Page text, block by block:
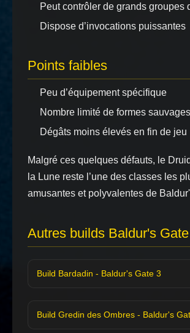
Peut contrôler de grands groupes
Dispose d’invocations puissantes
Points faibles
Peu d’équipement spécifique
Nombre limité de formes
Dégâts moins élevés en fin de jeu
Malgré ces quelques défauts, le
la Lune reste l’une des classes les
amusantes et polyvalentes de
Autres builds Baldur's
Build Bardadin - Baldur's Gate 3
Build Gredin des Ombres - Baldur's